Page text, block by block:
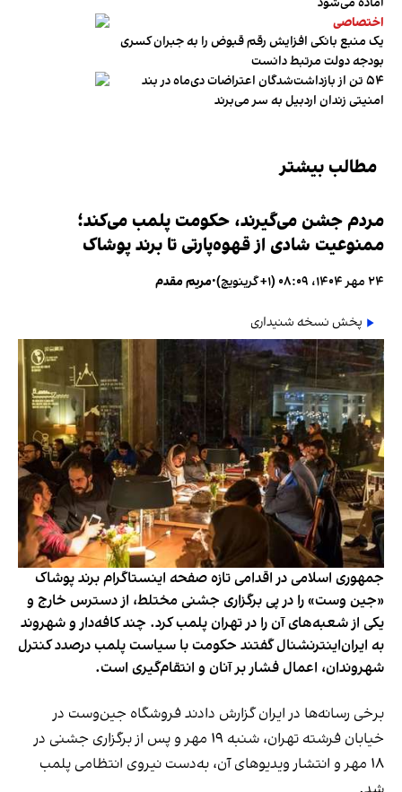
اختصاصی
یک منبع بانکی افزایش رقم قبوض را به جبران کسری
بودجه دولت مرتبط دانست
۵۴ تن از بازداشت‌شدگان اعتراضات دی‌ماه در بند
امنیتی زندان اردبیل به سر می‌برند
مطالب بیشتر
مردم جشن می‌گیرند، حکومت پلمب می‌کند؛
ممنوعیت شادی از قهوه‌پارتی تا برند پوشاک
۲۴ مهر ۱۴۰۴، ۰۸:۰۹ (‎+۱ گرینویچ) •مریم مقدم
پخش نسخه شنیداری
جمهوری اسلامی در اقدامی تازه صفحه اینستاگرام برند پوشاک
«جین وست» را در پی برگزاری جشنی مختلط، از دسترس خارج و
یکی از شعبه‌های آن را در تهران پلمب کرد. چند کافه‌‌دار و شهروند
به ایران‌اینترنشنال گفتند حکومت با سیاست پلمب درصدد کنترل
شهروندان، اعمال فشار بر آنان و انتقام‌گیری است.
برخی رسانه‌ها در ایران گزارش دادند فروشگاه جین‌وست در
خیابان فرشته تهران، شنبه ۱۹ مهر و پس از برگزاری جشنی در
۱۸ مهر و انتشار ویدیوهای آن، به‌دست نیروی انتظامی پلمب